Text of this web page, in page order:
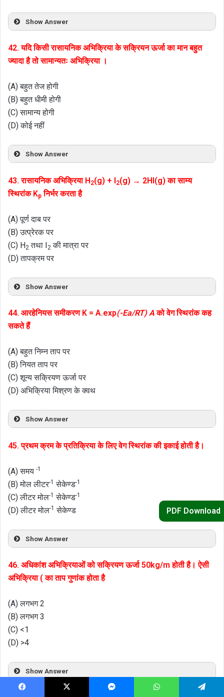
Show Answer
42. यदि किसी रासायनिक अभिक्रिया के सक्रियन ऊर्जा का मान बहुत
ज्यादा है तो सामान्यतः अभिक्रिया ।
(A) बहुत तेज होगी
(B) बहुत धीमी होगी
(C) सामान्य होगी
(D) कोई नहीं
Show Answer
43. रासायनिक अभिक्रिया H2(g) + I2(g) → 2HI(g) का साम्य
स्थिरांक Kp निर्भर करता है
(A) पूर्ण दाब पर
(B) उत्प्रेरक पर
(C) H2 तथा I2 की मात्रा पर
(D) तापक्रम पर
Show Answer
44. आरहेनियस समीकरण K = A.exp(-Ea/RT) Aको वेग स्थिरांक कह
सकते हैं
(A) बहुत निम्न ताप पर
(B) नियत ताप पर
(C) शून्य सक्रियण ऊर्जा पर
(D) अभिक्रिया मिश्रण के क्वथ
Show Answer
45. प्रथम क्रम के प्रतिक्रिया के लिए वेग स्थिरांक की इकाई होती है।
(A) समय -1
(B) मोल लीटर-1 सेकेण्ड-1
(C) लीटर मोल-1 सेकेण्ड-1
(D) लीटर मोल-1 सेकेण्ड
Show Answer
46. अधिकांश अभिक्रियाओं को सक्रियण ऊर्जा 50kg/m होती है। ऐसी
अभिक्रिया ( का ताप गुणांक होता है
(A) लगभग 2
(B) लगभग 3
(C) <1
(D) >4
Show Answer
PDF Download